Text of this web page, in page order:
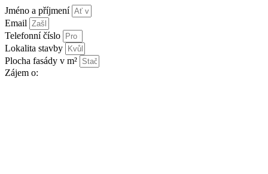
Jméno a příjmení
Email
Telefonní číslo
Lokalita stavby
Plocha fasády v m²
Zájem o: